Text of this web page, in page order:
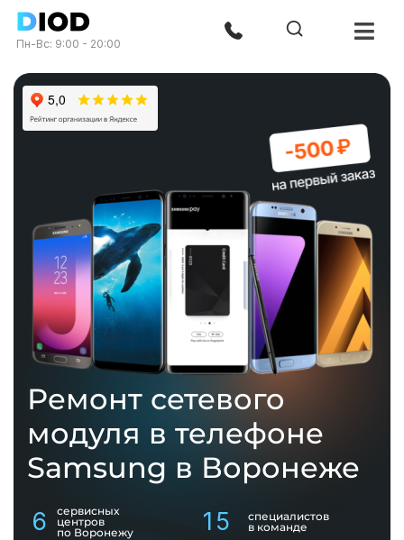
Пн-Вс: 9:00 - 20:00
Ремонт сетевого
модуля в телефоне
Samsung в Воронеже
6
сервисных
центров
по Воронежу
15
специалистов
в команде